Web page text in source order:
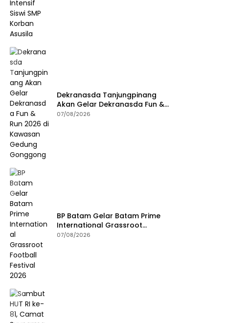
Dekranasda Tanjungpinang
Akan Gelar Dekranasda Fun &
Run 2026 di Kawasan Gedung
07/08/2026
BP Batam Gelar Batam Prime
International Grassroot
Football Festival 2026
07/08/2026